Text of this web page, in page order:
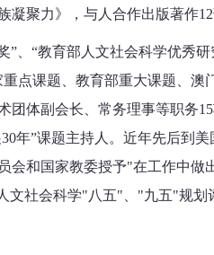
聚力》，与人合作出版著作
“教育部人文社会科学优秀
点课题、教育部重大课题、
体副会长、常务理事等职务
年”课题主持人。近年先后到
和国家教委授予"在工作中
社会科学"八五"、"九五"规划